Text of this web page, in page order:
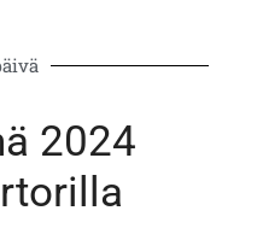
2024